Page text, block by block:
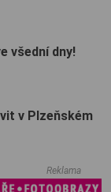
všední dny!
v Plzeňském
Reklama